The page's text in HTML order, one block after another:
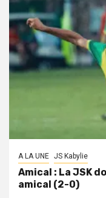
A LA UNE JS Kabylie
Amical : La JSK
amical (2-0)